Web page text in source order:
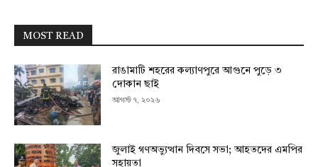
MOST READ
রাঙামাটি শহরের কল্যাণপুরে আগুনে পুড়ে ৩
দোকান ছাই
আগস্ট ৭, ২০২৬
জুলাই গণঅভ্যুত্থান দিবসে সভা; আহতদের এমপির
সহায়তা